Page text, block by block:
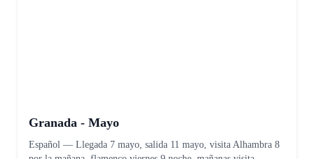
Granada - Mayo
Español — Llegada 7 mayo, salida 11 mayo, visita Alhambra 8